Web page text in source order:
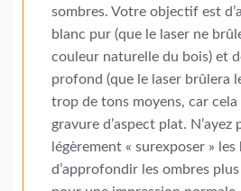
sombres. Votre objectif est
blanc pur (que le laser ne
couleur naturelle du bois) et
profond (que le laser brûlera
trop de tons moyens, car
gravure d’aspect plat. N’ayez
légèrement « surexposer »
d’approfondir les ombres